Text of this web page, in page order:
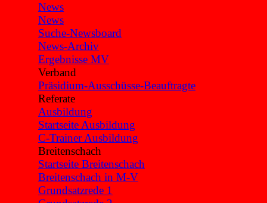
News
News
Suche-Newsboard
News-Archiv
Ergebnisse MV
Verband
Präsidium-Ausschüsse-Beauftragte
Referate
Ausbildung
Startseite Ausbildung
C-Trainer Ausbildung
Breitenschach
Startseite Breitenschach
Breitenschach in M-V
Grundsatzrede 1